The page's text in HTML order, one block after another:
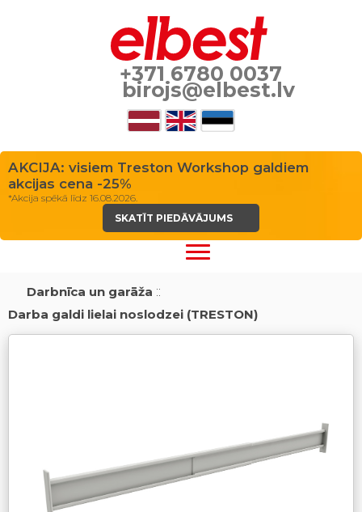
+371 6780 0037
birojs@elbest.lv
AKCIJA: visiem Treston Workshop galdiem
akcijas cena -25%
*Akcija spēkā līdz 16.08.2026.
SKATĪT PIEDĀVĀJUMS
Darbnīca un garāža ::
Darba galdi lielai noslodzei (TRESTON)